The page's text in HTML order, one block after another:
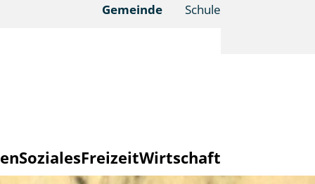
Gemeinde Schule
SozialesFreizeitWirtschaft